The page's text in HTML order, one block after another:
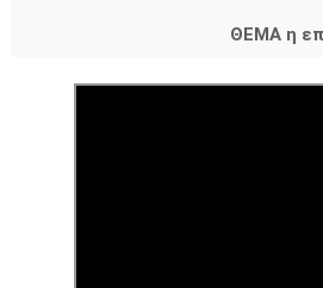
Ναύαρχο ε.α.
ΘΕΜΑ η